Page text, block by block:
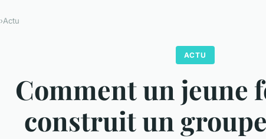
›Actu
ACTU
Comment un jeune
construit un groupe